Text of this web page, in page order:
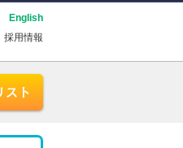
English
採用情報